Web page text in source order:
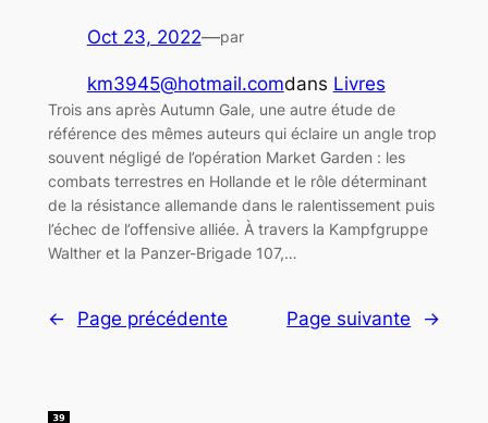
Oct 23, 2022—par
km3945@hotmail.comdans Livres
Trois ans après Autumn Gale, une autre étude de
référence des mêmes auteurs qui éclaire un angle trop
souvent négligé de l’opération Market Garden : les
combats terrestres en Hollande et le rôle déterminant
de la résistance allemande dans le ralentissement puis
l’échec de l’offensive alliée. À travers la Kampfgruppe
Walther et la Panzer-Brigade 107,…
← Page précédente Page suivante →